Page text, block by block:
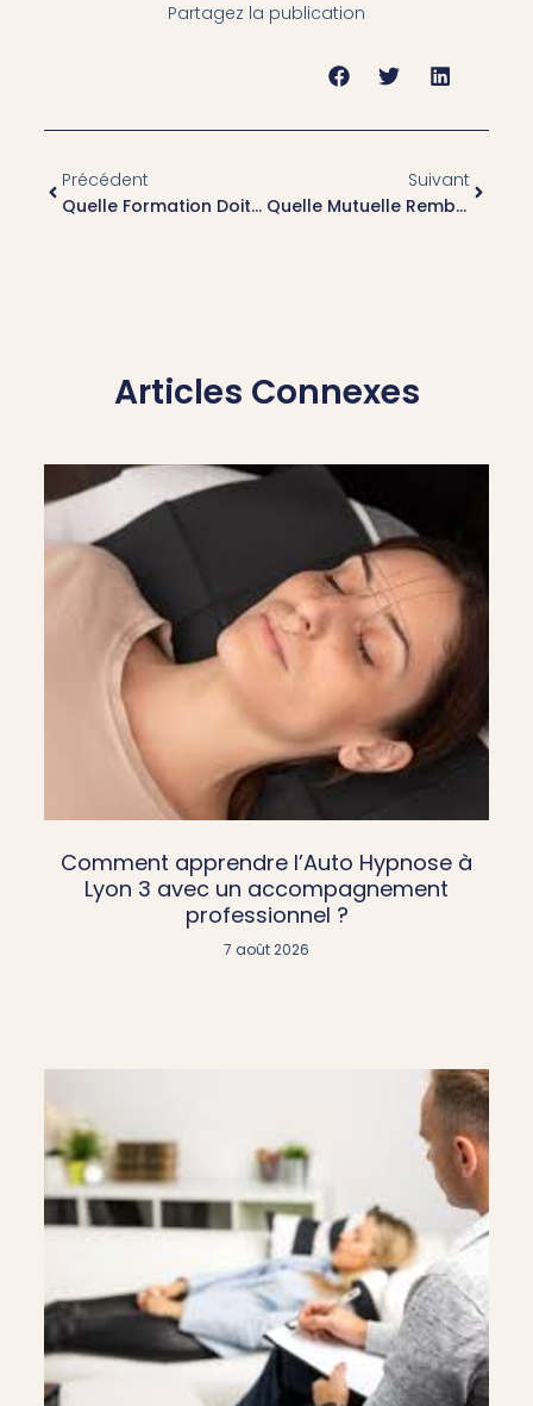
Partagez la publication
Précédent
Quelle Formation Doit Avoir Un Praticien En Hypnose Mutuelle À Lyon ?
Suivant
Quelle Mutuelle Rembourse L’hypnose Mutuelle À Lyon Le Mieux ?
Articles Connexes
Comment apprendre l’Auto Hypnose à
Lyon 3 avec un accompagnement
professionnel ?
7 août 2026